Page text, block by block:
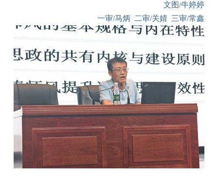
文图/牛婷婷
一审/马炳 二审/关婧 三审/常鑫